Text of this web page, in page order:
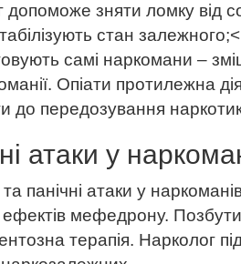
допоможе зняти ломку від
стан
самі наркомани –
Опіати протилежна
до передозування
атаки у
панічні атаки у
ефектів мефедрону.
терапія. Нарколог